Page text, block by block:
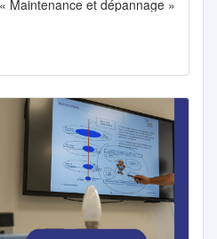
Maintenance et dépannage »